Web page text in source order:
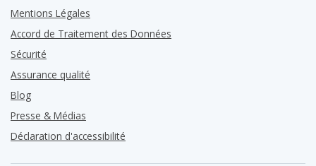
Mentions Légales
Accord de Traitement des Données
Sécurité
Assurance qualité
Blog
Presse & Médias
Déclaration d'accessibilité